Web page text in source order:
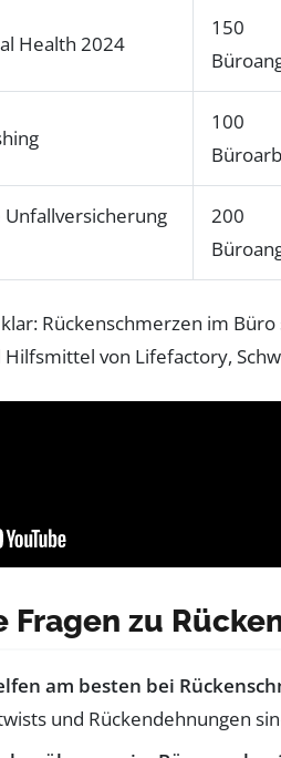
Health 2024
150
100
Unfallversicherung
200
Rückenschmerzen im
von Lifefactory,
Fragen zu
am besten bei
und Rückendehnungen